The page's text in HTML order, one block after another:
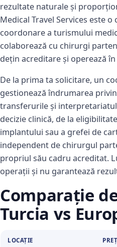
rezultate naturale și
Medical Travel Services este o
coordonare a turismului
colaborează cu chirurgi
dețin acreditare și operează
De la prima ta solicitare, un
gestionează îndrumarea
transferurile și
decizie clinică, de la
implantului sau a grefei de
independent de chirurgul
propriul său cadru acreditat.
operații și nu garantează
Comparație
Turcia vs
LOCAȚIE